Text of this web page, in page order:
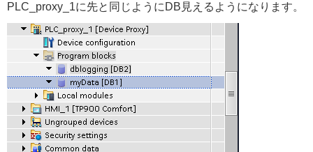
PLC_proxy_1に先と同じようにDB見えるようになります。